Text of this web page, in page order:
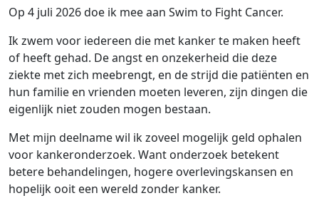
Op 4 juli 2026 doe ik mee aan Swim to Fight Cancer.
Ik zwem voor iedereen die met kanker te maken heeft
of heeft gehad. De angst en onzekerheid die deze
ziekte met zich meebrengt, en de strijd die patiënten en
hun familie en vrienden moeten leveren, zijn dingen die
eigenlijk niet zouden mogen bestaan.
Met mijn deelname wil ik zoveel mogelijk geld ophalen
voor kankeronderzoek. Want onderzoek betekent
betere behandelingen, hogere overlevingskansen en
hopelijk ooit een wereld zonder kanker.